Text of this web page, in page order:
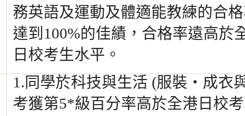
務英語及運動及體適能教練的合
達到 100%的佳績，合格率遠高於
日校考生水平。
1.同學於科技與生活 (服裝‧成衣
考獲第5*級百分率高於全港日校